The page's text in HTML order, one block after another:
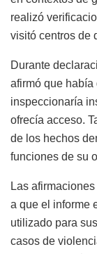
realizó
visitó centros de
Durante
afirmó que
inspeccionaría
ofrecía acceso.
de los hechos
funciones de su
Las
a que el informe
utilizado para
casos de